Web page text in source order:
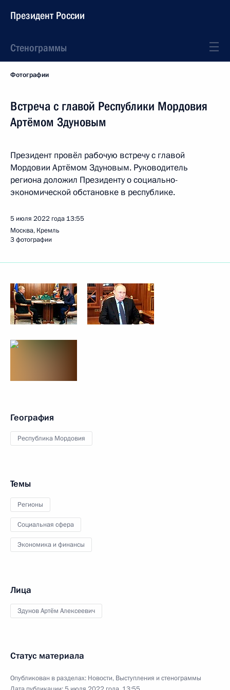
Президент России
Стенограммы
Фотографии
Встреча с главой Республики Мордовия
Артёмом Здуновым
Президент провёл рабочую встречу с главой
Мордовии Артёмом Здуновым. Руководитель
региона доложил Президенту о социально-
экономической обстановке в республике.
5 июля 2022 года 13:55
Москва, Кремль
3 фотографии
География
Республика Мордовия
Темы
Регионы
Социальная сфера
Экономика и финансы
Лица
Здунов Артём Алексеевич
Статус материала
Опубликован в разделах: Новости, Выступления и стенограммы